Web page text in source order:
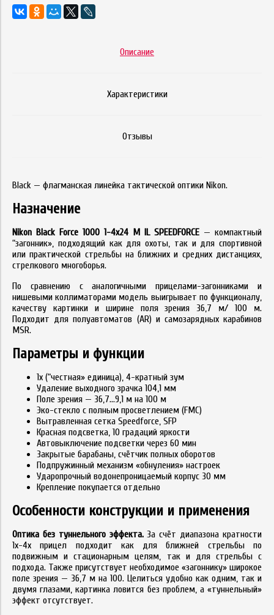
Описание
Характеристики
Отзывы
Black — флагманская линейка тактической оптики Nikon.
Назначение
Nikon Black Force 1000 1-4x24 M IL SPEEDFORCE — компактный
“загонник», подходящий как для охоты, так и для спортивной
или практической стрельбы на ближних и средних дистанциях,
стрелкового многоборья.
По сравнению с аналогичными прицелами-загонниками и
нишевыми коллиматорами модель выигрывает по функционалу,
качеству картинки и ширине поля зрения 36,7 м/ 100 м.
Подходит для полуавтоматов (AR) и самозарядных карабинов
MSR.
Параметры и функции
1x (“честная» единица), 4-кратный зум
Удаление выходного зрачка 104,1 мм
Поле зрения — 36,7...9,1 м на 100 м
Эко-стекло с полным просветлением (FMC)
Вытравленная сетка Speedforce, SFP
Красная подсветка, 10 градаций яркости
Автовыключение подсветки через 60 мин
Закрытые барабаны, счётчик полных оборотов
Подпружинный механизм «обнуления» настроек
Ударопрочный водонепроницаемый корпус 30 мм
Крепление покупается отдельно
Особенности конструкции и применения
Оптика без туннельного эффекта.За счёт диапазона кратности
1x-4x прицел подходит как для ближней стрельбы по
подвижным и стационарным целям, так и для стрельбы с
подхода. Также присутствует необходимое «загоннику» широкое
поле зрения — 36,7 м на 100. Целиться удобно как одним, так и
двумя глазами, картинка ловится без проблем, а «туннельный»
эффект отсутствует.